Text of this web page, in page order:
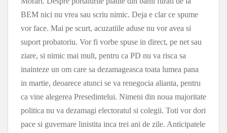
BEM nici nu vrea sau scriu nimic. Deja e clar ce spume
vor face. Mai pe scurt, acuzatiile aduse nu vor avea si
suport probatoriu. Vor fi vorbe spuse in direct, pe net sau
ziare, si nimic mai mult, pentru ca PD nu va risca sa
inainteze un om care sa dezamageasca toata lumea pana
in martie, deoarece atunci se va renegocia alianta, pentru
ca vine alegerea Presedintelui. Nimeni din noua majoritate
politica nu va dezamagi electoratul si colegii. Toti vor dori
pace si guvernare linistita inca trei ani de zile. Anticipatele